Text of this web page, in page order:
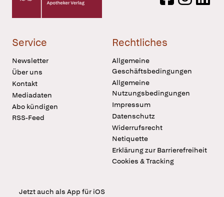
Service
Newsletter
Über uns
Kontakt
Mediadaten
Abo kündigen
RSS-Feed
Rechtliches
Allgemeine
Geschäftsbedingungen
Allgemeine
Nutzungsbedingungen
Impressum
Datenschutz
Widerrufsrecht
Netiquette
Erklärung zur Barrierefreiheit
Cookies & Tracking
Jetzt auch als App für iOS